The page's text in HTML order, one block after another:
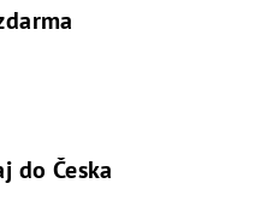
do Česka